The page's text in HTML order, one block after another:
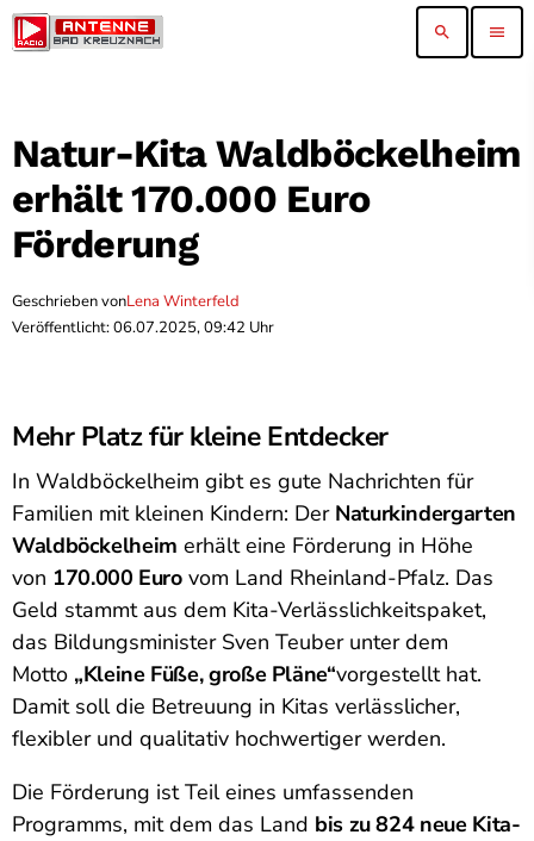
search menu
Natur-Kita Waldböckelheim
erhält 170.000 Euro
Förderung
Geschrieben vonLena Winterfeld
Veröffentlicht: 06.07.2025, 09:42 Uhr
Mehr Platz für kleine Entdecker
In Waldböckelheim gibt es gute Nachrichten für
Familien mit kleinen Kindern: Der Naturkindergarten
Waldböckelheim erhält eine Förderung in Höhe
von 170.000 Eurovom Land Rheinland-Pfalz. Das
Geld stammt aus dem Kita-Verlässlichkeitspaket,
das Bildungsminister Sven Teuber unter dem
Motto „Kleine Füße, große Pläne“vorgestellt hat.
Damit soll die Betreuung in Kitas verlässlicher,
flexibler und qualitativ hochwertiger werden.
Die Förderung ist Teil eines umfassenden
Programms, mit dem das Land bis zu 824 neue Kita-